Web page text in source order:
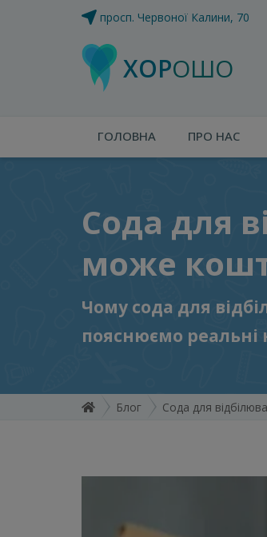
просп. Червоної Калини, 70
ХОРОШО
ГОЛОВНА ПРО НАС
Сода для
може
Чому сода для
пояснюємо реальні
Блог Сода для